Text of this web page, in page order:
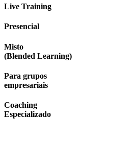
Live Training
Presencial
Misto
(Blended Learning)
Para grupos
empresariais
Coaching
Especializado